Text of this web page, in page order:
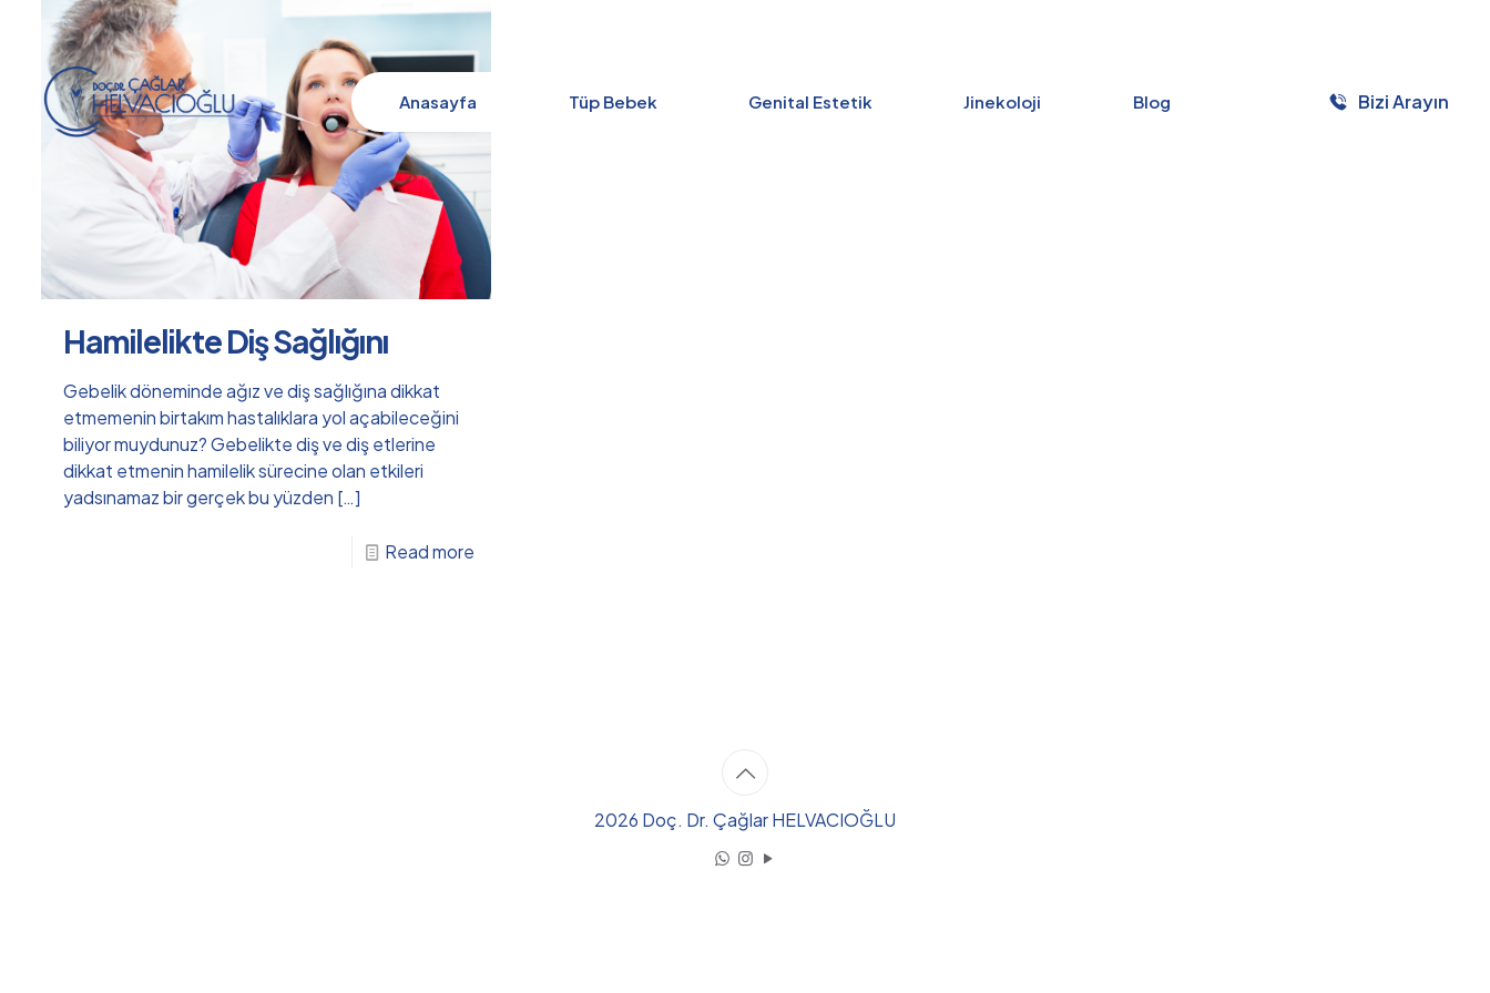
Anasayfa Tüp Bebek Genital Estetik Jinekoloji Blog Bizi Arayın
Hamilelikte Diş Sağlığını
Gebelik döneminde ağız ve diş sağlığına dikkat
etmemenin birtakım hastalıklara yol açabileceğini
biliyor muydunuz? Gebelikte diş ve diş etlerine
dikkat etmenin hamilelik sürecine olan etkileri
yadsınamaz bir gerçek bu yüzden […]
Read more
2026 Doç. Dr. Çağlar HELVACIOĞLU